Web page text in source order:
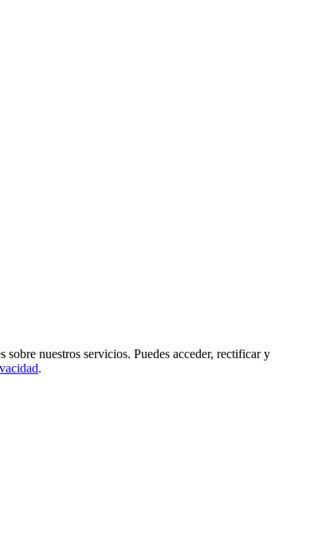
nuestros servicios. Puedes acceder, rectificar y
.